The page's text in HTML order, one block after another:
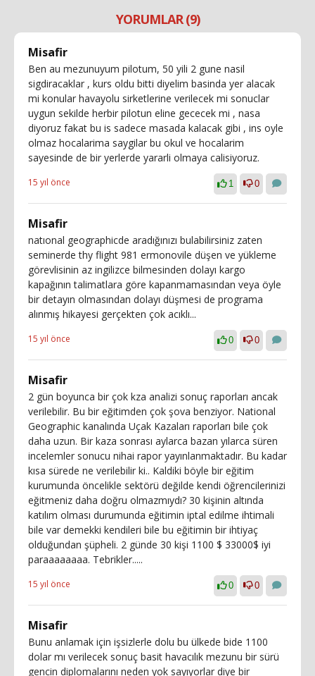
YORUMLAR (9)
Misafir
Ben au mezunuyum pilotum, 50 yili 2 gune nasil
sigdiracaklar , kurs oldu bitti diyelim basinda yer alacak
mi konular havayolu sirketlerine verilecek mi sonuclar
uygun sekilde herbir pilotun eline gececek mi , nasa
diyoruz fakat bu is sadece masada kalacak gibi , ins oyle
olmaz hocalarima saygilar bu okul ve hocalarim
sayesinde de bir yerlerde yararli olmaya calisiyoruz.
15 yıl önce 1 0
Misafir
natıonal geographicde aradığınızı bulabilirsiniz zaten
seminerde thy flight 981 ermonovile düşen ve yükleme
görevlisinin az ingilizce bilmesinden dolayı kargo
kapağının talimatlara göre kapanmamasından veya öyle
bir detayın olmasından dolayı düşmesi de programa
alınmış hikayesi gerçekten çok acıklı...
15 yıl önce 0 0
Misafir
2 gün boyunca bir çok kza analizi sonuç raporları ancak
verilebilir. Bu bir eğitimden çok şova benziyor. National
Geographic kanalında Uçak Kazaları raporları bile çok
daha uzun. Bir kaza sonrası aylarca bazan yılarca süren
incelemler sonucu nihai rapor yayınlanmaktadır. Bu kadar
kısa sürede ne verilebilir ki.. Kaldiki böyle bir eğitim
kurumunda öncelikle sektörü değilde kendi öğrencilerinizi
eğitmeniz daha doğru olmazmıydı? 30 kişinin altında
katılım olması durumunda eğitimin iptal edilme ihtimali
bile var demekki kendileri bile bu eğitimin bir ihtiyaç
olduğundan şüpheli. 2 günde 30 kişi 1100 $ 33000$ iyi
paraaaaaaaa. Tebrikler.....
15 yıl önce 0 0
Misafir
Bunu anlamak için işsizlerle dolu bu ülkede bide 1100
dolar mı verilecek sonuç basit havacılık mezunu bir sürü
gencin diplomalarını neden yok sayıyorlar diye bir